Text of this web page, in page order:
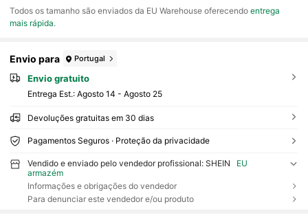
Todos os tamanho são enviados da EU Warehouse oferecendoentrega
mais rápida.
Envio para Portugal
Envio gratuito
Entrega Est.: Agosto 14 - Agosto 25
Devoluções gratuitas em 30 dias
Pagamentos Seguros · Proteção da privacidade
Vendido e enviado pelo vendedor profissional: SHEIN
EU
armazém
Informações e obrigações do vendedor
Para denunciar este vendedor e/ou produto